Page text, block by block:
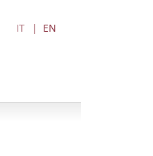
IT EN